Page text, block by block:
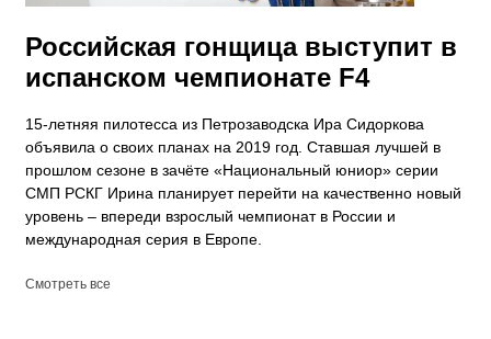
Российская гонщица выступит в
испанском чемпионате F4
15-летняя пилотесса из Петрозаводска Ира Сидоркова
объявила о своих планах на 2019 год. Ставшая лучшей в
прошлом сезоне в зачёте «Национальный юниор» серии
СМП РСКГ Ирина планирует перейти на качественно новый
уровень – впереди взрослый чемпионат в России и
международная серия в Европе.
Смотреть все